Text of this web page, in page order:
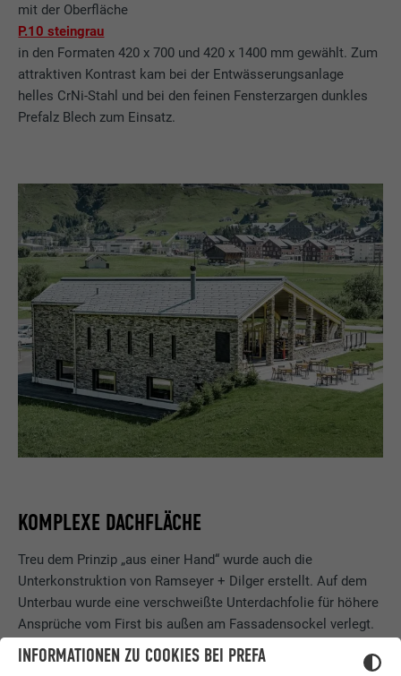
INFORMATIONEN ZU COOKIES BEI PREFA
mit der Oberfläche
P.10 steingrau
in den Formaten 420 x 700 und 420 x 1400 mm gewählt. Zum
attraktiven Kontrast kam bei der Entwässerungsanlage
helles CrNi-Stahl und bei den feinen Fensterzargen dunkles
Prefalz Blech zum Einsatz.
KOMPLEXE DACHFLÄCHE
Treu dem Prinzip „aus einer Hand“ wurde auch die
Unterkonstruktion von Ramseyer + Dilger erstellt. Auf dem
Unterbau wurde eine verschweißte Unterdachfolie für höhere
Ansprüche vom First bis außen am Fassadensockel verlegt.
Hiermit war das Dach schon mal dicht und regengeschützt.
Darauf folgten die Konterlatten und die Verlegung einer